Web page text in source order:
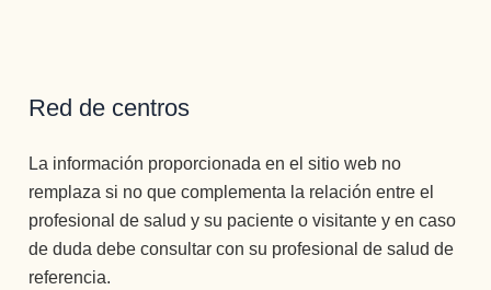
Red de centros
La información proporcionada en el sitio web no
remplaza si no que complementa la relación entre el
profesional de salud y su paciente o visitante y en caso
de duda debe consultar con su profesional de salud de
referencia.